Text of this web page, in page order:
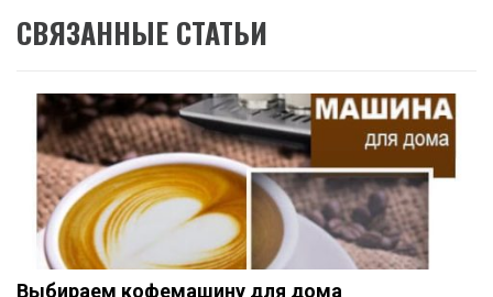
СВЯЗАННЫЕ СТАТЬИ
Выбираем кофемашину для дома